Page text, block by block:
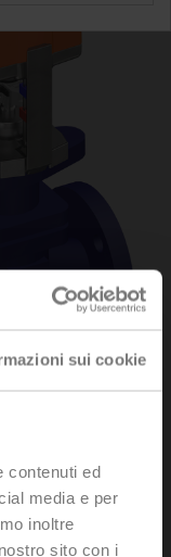
sui cookie
contenuti ed
media e per
inoltre
sito con i
TPC